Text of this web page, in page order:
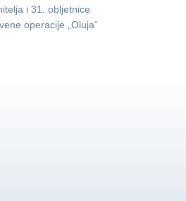
i 31. obljetnice
operacije „Oluja“